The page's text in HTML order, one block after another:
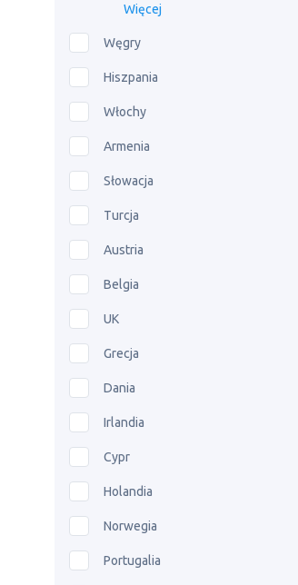
Więcej
Węgry
Hiszpania
Włochy
Armenia
Słowacja
Turcja
Austria
Belgia
UK
Grecja
Dania
Irlandia
Cypr
Holandia
Norwegia
Portugalia